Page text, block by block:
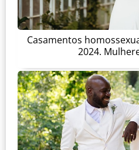
Casamentos
2024.